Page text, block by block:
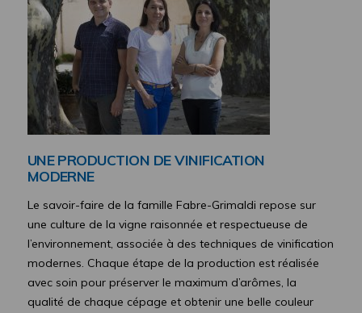
UNE PRODUCTION DE VINIFICATION
MODERNE
Le savoir-faire de la famille Fabre-Grimaldi repose sur
une culture de la vigne raisonnée et respectueuse de
l’environnement, associée à des techniques de vinification
modernes. Chaque étape de la production est réalisée
avec soin pour préserver le maximum d’arômes, la
qualité de chaque cépage et obtenir une belle couleur